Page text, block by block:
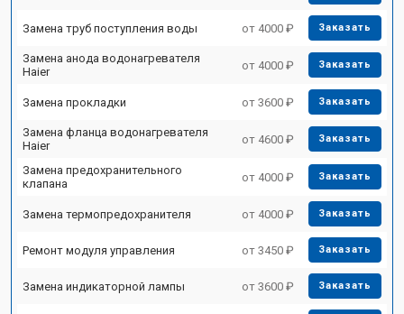
Замена труб поступления воды от 4000 ₽ Заказать
Замена анода водонагревателя
Haier
от 4000 ₽ Заказать
Замена прокладки от 3600 ₽ Заказать
Замена фланца водонагревателя
Haier
от 4600 ₽ Заказать
Замена предохранительного
клапана
от 4000 ₽ Заказать
Замена термопредохранителя от 4000 ₽ Заказать
Ремонт модуля управления от 3450 ₽ Заказать
Замена индикаторной лампы от 3600 ₽ Заказать